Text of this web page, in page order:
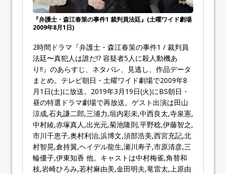
『弁護士・森江春策の事件1 裁判員法廷』(土曜ワイド劇場
2009年8月1日)
2時間ドラマ『弁護士・森江春策の事件1 / 裁判員
法廷〜真犯人は誰だ!? 容疑者5人に殺人動機あ
り!!』のあらすじ、ネタバレ、見逃し、作品データ
まとめ。テレビ朝日・土曜ワイド劇場で2009年8
月1日(土)に放送。2019年3月19日(火)にBS朝日・
昼の特選ドラマ劇場で再放送。ゲスト出演は田山
涼成,石丸謙二郎,三浦力,垣内彩未,中西良太,寺泉憲,
中村綾,赤塚真人,出光元,菊池隆則,平野稔,伊藤智之,
市川千恵子,奥村利治,浜博文,須部浩美,西宮充記,北
村智晃,倉持翼,ヘイデル龍生,瀬川寿子,市原清彦,三
輪優子,伊東知香 他。キャストは中村梅雀,角替和
枝,岩崎ひろみ,若村麻由美,金田明夫,竜雷太,上原由